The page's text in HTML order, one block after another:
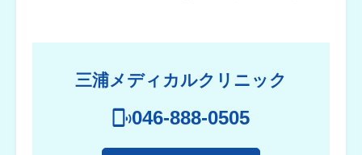
三浦メディカルクリニック
046-888-0505